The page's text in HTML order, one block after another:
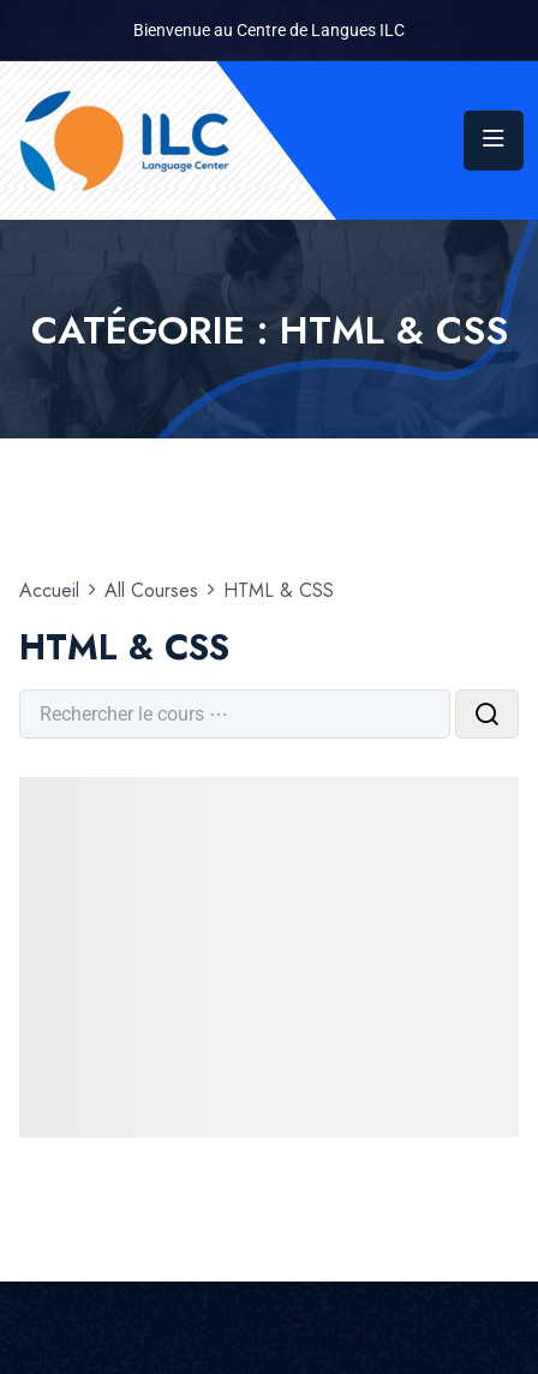
Bienvenue au Centre de Langues ILC
CATÉGORIE :HTML & CSS
Accueil All Courses HTML & CSS
HTML & CSS